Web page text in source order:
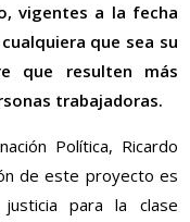
vigentes a la fecha
que sea su
que resulten más
trabajadoras.
Política, Ricardo
de este proyecto es
para la clase